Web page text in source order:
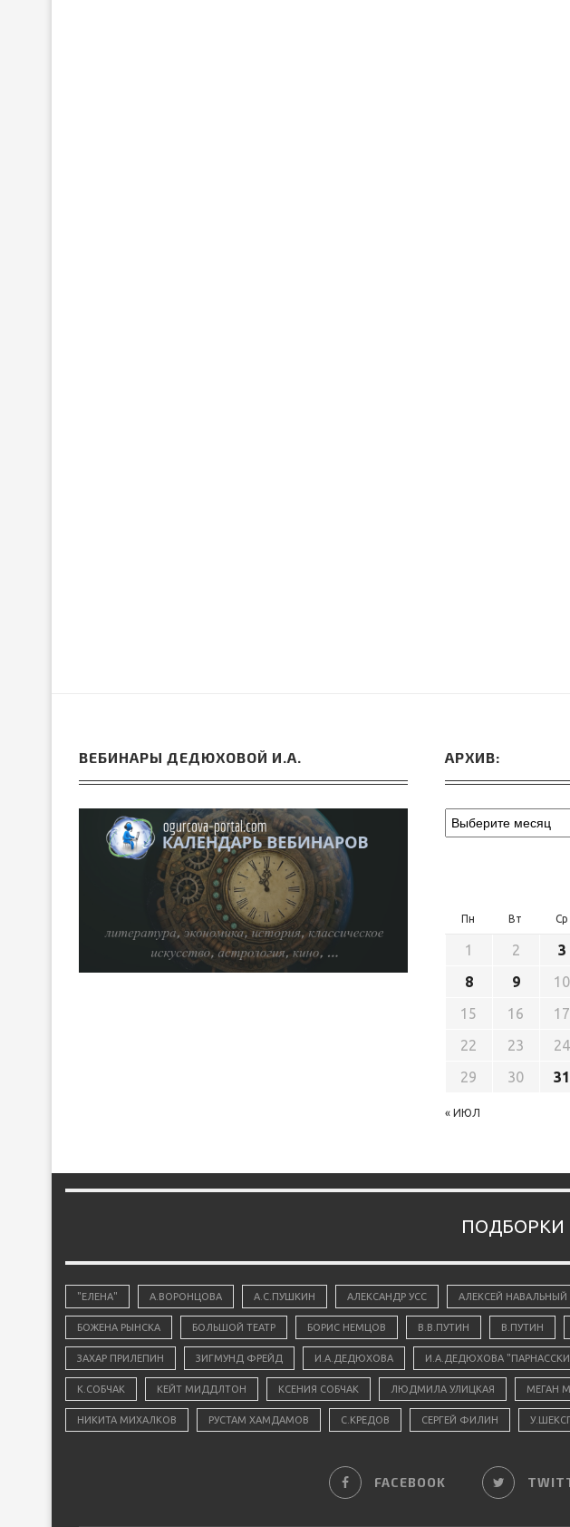
ВЕБИНАРЫ ДЕДЮХОВОЙ И.А. АРХИВ:
Пн Вт Ср
« ИЮЛ
1 2 3
8
9 10
15
16 17
22
23 24
29
30 31
ПОДБОРКИ
"ЕЛЕНА" А.ВОРОНЦОВА А.С.ПУШКИН АЛЕКСАНДР УСС АЛЕКСЕЙ НАВАЛЬНЫЙ
БОЖЕНА РЫНСКА БОЛЬШОЙ ТЕАТР БОРИС НЕМЦОВ В.В.ПУТИН В.ПУТИН
ЗАХАР ПРИЛЕПИН ЗИГМУНД ФРЕЙД И.А.ДЕДЮХОВА И.А.ДЕДЮХОВА
К.СОБЧАК КЕЙТ МИДДЛТОН КСЕНИЯ СОБЧАК ЛЮДМИЛА УЛИЦКАЯ МЕГАН
НИКИТА МИХАЛКОВ РУСТАМ ХАМДАМОВ С.КРЕДОВ СЕРГЕЙ ФИЛИН
FACEBOOK